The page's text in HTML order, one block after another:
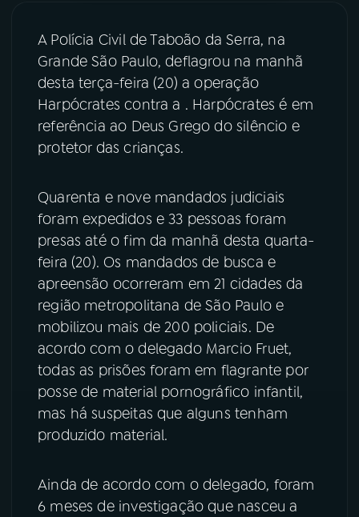
07ÚLTIMAS
FESTIVAL DE MÚSICA
ACOMPANHE A RÁDIO NACIONAL
Instagram X
TikTok
A Polícia Civil de Taboão da Serra, na
Grande São Paulo, deflagrou na manhã
desta terça-feira (20) a operação
Harpócrates contra a . Harpócrates é em
referência ao Deus Grego do silêncio e
protetor das crianças.
Quarenta e nove mandados judiciais
foram expedidos e 33 pessoas foram
presas até o fim da manhã desta quarta-
feira (20). Os mandados de busca e
apreensão ocorreram em 21 cidades da
região metropolitana de São Paulo e
mobilizou mais de 200 policiais. De
acordo com o delegado Marcio Fruet,
todas as prisões foram em flagrante por
posse de material pornográfico infantil,
mas há suspeitas que alguns tenham
produzido material.
Ainda de acordo com o delegado, foram
6 meses de investigação que nasceu a